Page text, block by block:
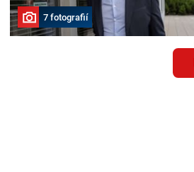
7 fotografií